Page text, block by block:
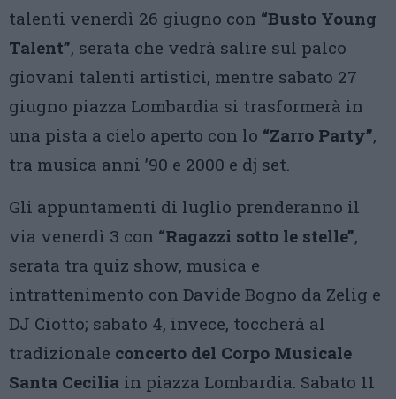
talenti venerdì 26 giugno con “Busto Young
Talent”, serata che vedrà salire sul palco
giovani talenti artistici, mentre sabato 27
giugno piazza Lombardia si trasformerà in
una pista a cielo aperto con lo “Zarro Party”,
tra musica anni ’90 e 2000 e dj set.
Gli appuntamenti di luglio prenderanno il
via venerdì 3 con “Ragazzi sotto le stelle”,
serata tra quiz show, musica e
intrattenimento con Davide Bogno da Zelig e
DJ Ciotto; sabato 4, invece, toccherà al
tradizionale concerto del Corpo Musicale
Santa Cecilia in piazza Lombardia. Sabato 11